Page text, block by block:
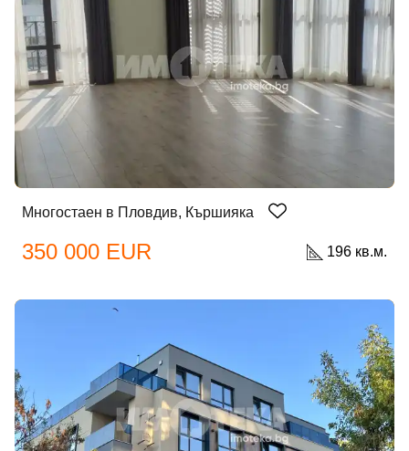
Многостаен в Пловдив, Кършияка
350 000 EUR 196 кв.м.